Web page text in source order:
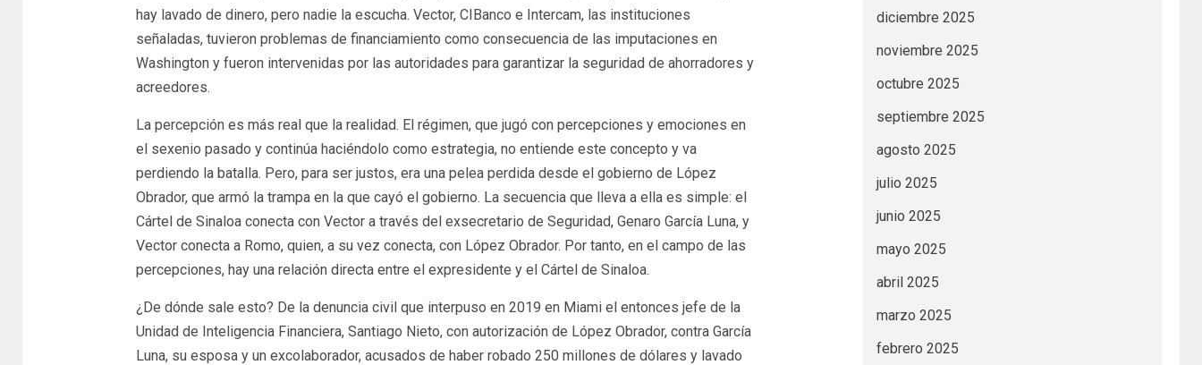
hay lavado de dinero, pero nadie la escucha. Vector, CIBanco e Intercam, las instituciones
señaladas, tuvieron problemas de financiamiento como consecuencia de las imputaciones en
Washington y fueron intervenidas por las autoridades para garantizar la seguridad de ahorradores y
acreedores.
La percepción es más real que la realidad. El régimen, que jugó con percepciones y emociones en
el sexenio pasado y continúa haciéndolo como estrategia, no entiende este concepto y va
perdiendo la batalla. Pero, para ser justos, era una pelea perdida desde el gobierno de López
Obrador, que armó la trampa en la que cayó el gobierno. La secuencia que lleva a ella es simple: el
Cártel de Sinaloa conecta con Vector a través del exsecretario de Seguridad, Genaro García Luna, y
Vector conecta a Romo, quien, a su vez conecta, con López Obrador. Por tanto, en el campo de las
percepciones, hay una relación directa entre el expresidente y el Cártel de Sinaloa.
¿De dónde sale esto? De la denuncia civil que interpuso en 2019 en Miami el entonces jefe de la
Unidad de Inteligencia Financiera, Santiago Nieto, con autorización de López Obrador, contra García
Luna, su esposa y un excolaborador, acusados de haber robado 250 millones de dólares y lavado
diciembre 2025
noviembre 2025
octubre 2025
septiembre 2025
agosto 2025
julio 2025
junio 2025
mayo 2025
abril 2025
marzo 2025
febrero 2025